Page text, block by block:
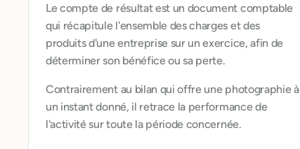
Le compte de résultat est un document comptable
qui récapitule l'ensemble des charges et des
produits d'une entreprise sur un exercice, afin de
déterminer son bénéfice ou sa perte.
Contrairement au bilan qui offre une photographie à
un instant donné, il retrace la performance de
l'activité sur toute la période concernée.